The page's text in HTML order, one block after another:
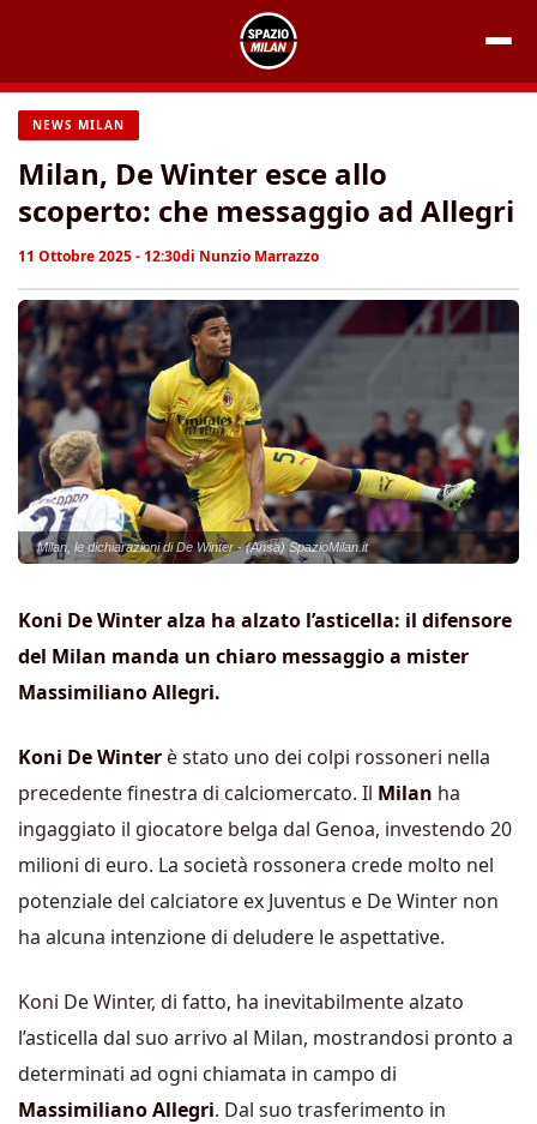
contenuto
NEWS MILAN
Milan, De Winter esce allo
scoperto: che messaggio ad Allegri
11 Ottobre 2025 - 12:30di Nunzio Marrazzo
Milan, le dichiarazioni di De Winter - (Ansa) SpazioMilan.it
Koni De Winter alza ha alzato l’asticella: il difensore
del Milan manda un chiaro messaggio a mister
Massimiliano Allegri.
Koni De Winter è stato uno dei colpi rossoneri nella
precedente finestra di calciomercato. Il Milan ha
ingaggiato il giocatore belga dal Genoa, investendo 20
milioni di euro. La società rossonera crede molto nel
potenziale del calciatore ex Juventus e De Winter non
ha alcuna intenzione di deludere le aspettative.
Koni De Winter, di fatto, ha inevitabilmente alzato
l’asticella dal suo arrivo al Milan, mostrandosi pronto a
determinati ad ogni chiamata in campo di
Massimiliano Allegri. Dal suo trasferimento in